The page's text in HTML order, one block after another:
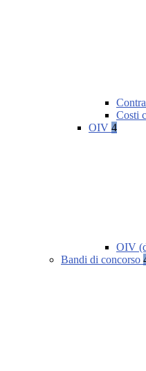
Costi
OIV 4
OIV
Bandi di concorso